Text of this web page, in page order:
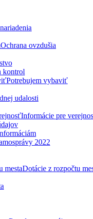
Ochrana ovzdušia
kontrol
Potrebujem vybaviť
udalosti
Informácie pre
2022
Dotácie z rozpočtu